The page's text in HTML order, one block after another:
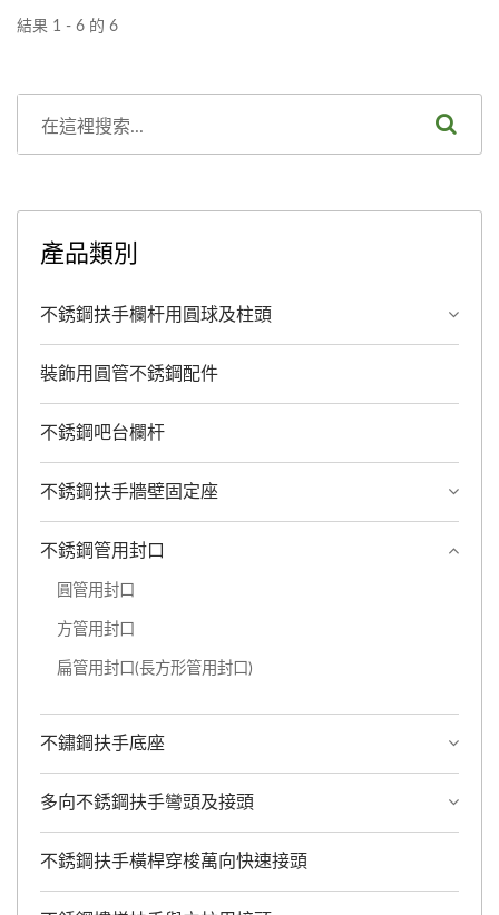
術風格，也可將配件鍍上鈦
及完美的視覺效果是我們的
們提供兩種不銹鋼材質
結果 1 - 6 的 6
產品類別
不銹鋼扶手欄杆用圓球及柱頭
裝飾用圓管不銹鋼配件
不銹鋼吧台欄杆
不銹鋼扶手牆壁固定座
不銹鋼管用封口
圓管用封口
方管用封口
扁管用封口(長方形管用封口)
不鏽鋼扶手底座
多向不銹鋼扶手彎頭及接頭
不銹鋼扶手橫桿穿梭萬向快速接頭